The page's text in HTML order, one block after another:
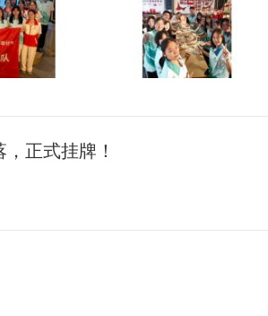
正式挂牌！